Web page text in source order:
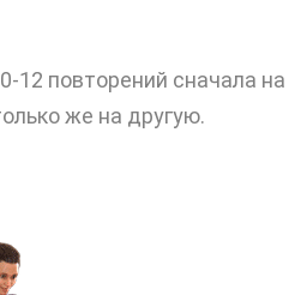
12 повторений сначала на
же на другую.